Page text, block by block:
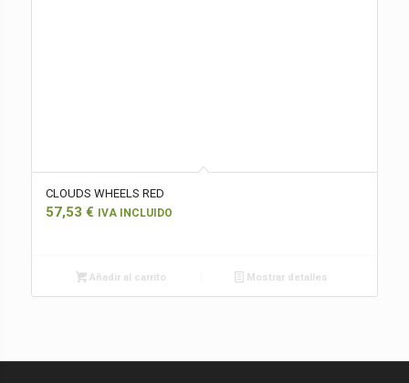
CLOUDS WHEELS RED
57,53 € IVA INCLUIDO
Añadir al carrito Mostrar detalles